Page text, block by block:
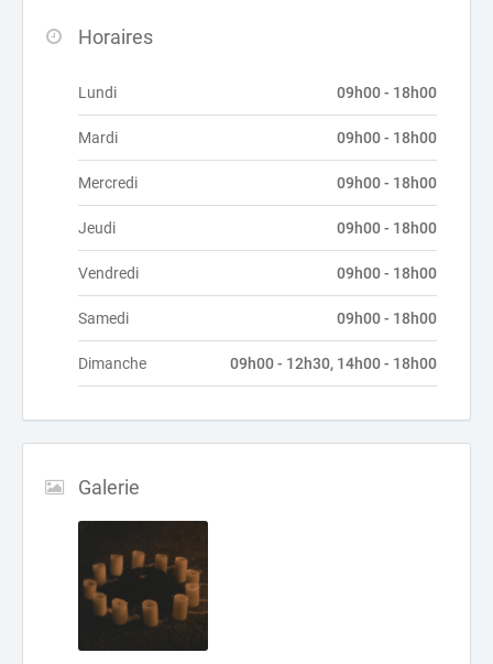
Horaires
Lundi 09h00 - 18h00
Mardi 09h00 - 18h00
Mercredi 09h00 - 18h00
Jeudi 09h00 - 18h00
Vendredi 09h00 - 18h00
Samedi 09h00 - 18h00
Dimanche 09h00 - 12h30, 14h00 - 18h00
Galerie